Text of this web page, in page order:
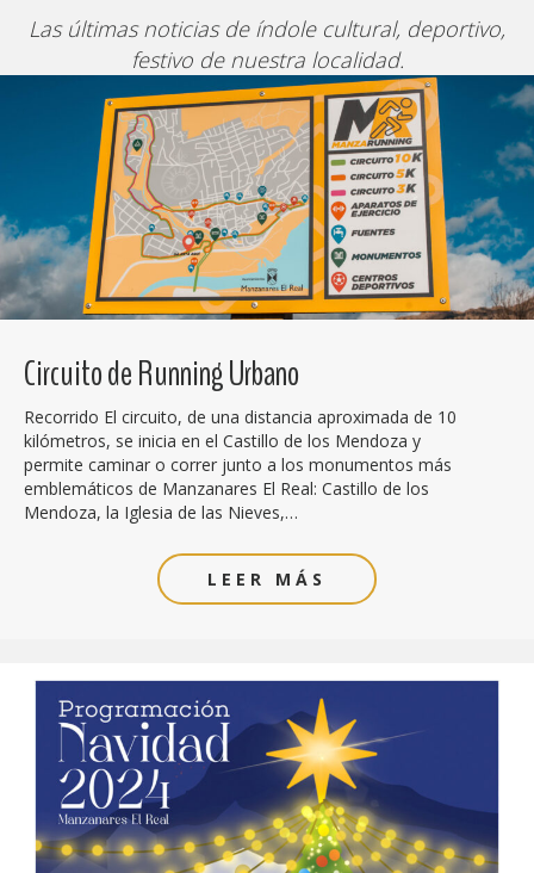
Las últimas noticias de índole cultural, deportivo,
festivo de nuestra localidad.
Circuito de Running Urbano
Recorrido El circuito, de una distancia aproximada de 10
kilómetros, se inicia en el Castillo de los Mendoza y
permite caminar o correr junto a los monumentos más
emblemáticos de Manzanares El Real: Castillo de los
Mendoza, la Iglesia de las Nieves,…
LEER MÁS